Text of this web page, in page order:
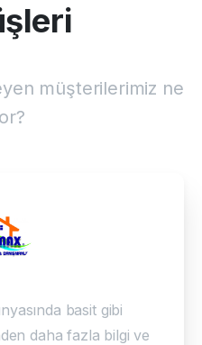
şleri
müşterilerimiz ne
basit gibi
daha fazla bilgi ve